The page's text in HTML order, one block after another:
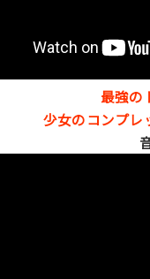
最強の
少女のコンプレ